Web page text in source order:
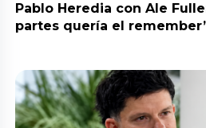
Pablo Heredia con Ale
partes quería el